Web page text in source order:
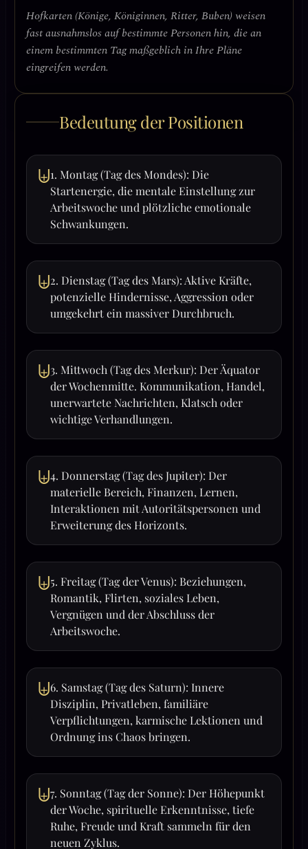
Hofkarten (Könige, Königinnen, Ritter, Buben) weisen
fast ausnahmslos auf bestimmte Personen hin, die an
einem bestimmten Tag maßgeblich in Ihre Pläne
eingreifen werden.
Bedeutung der Positionen
⨄1. Montag (Tag des Mondes): Die
Startenergie, die mentale Einstellung zur
Arbeitswoche und plötzliche emotionale
Schwankungen.
⨄2. Dienstag (Tag des Mars): Aktive Kräfte,
potenzielle Hindernisse, Aggression oder
umgekehrt ein massiver Durchbruch.
⨄3. Mittwoch (Tag des Merkur): Der Äquator
der Wochenmitte. Kommunikation, Handel,
unerwartete Nachrichten, Klatsch oder
wichtige Verhandlungen.
⨄4. Donnerstag (Tag des Jupiter): Der
materielle Bereich, Finanzen, Lernen,
Interaktionen mit Autoritätspersonen und
Erweiterung des Horizonts.
⨄5. Freitag (Tag der Venus): Beziehungen,
Romantik, Flirten, soziales Leben,
Vergnügen und der Abschluss der
Arbeitswoche.
⨄6. Samstag (Tag des Saturn): Innere
Disziplin, Privatleben, familiäre
Verpflichtungen, karmische Lektionen und
Ordnung ins Chaos bringen.
⨄7. Sonntag (Tag der Sonne): Der Höhepunkt
der Woche, spirituelle Erkenntnisse, tiefe
Ruhe, Freude und Kraft sammeln für den
neuen Zyklus.